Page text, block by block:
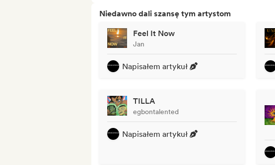
Niedawno dali szansę tym artystom
Feel It Now
Jan
Napisałem artykuł
TILLA
egbontalented
Napisałem artykuł